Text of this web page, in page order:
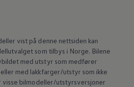
vist på denne nettsiden kan
som tilbys i Norge. Bilene
med utstyr som medfører
med lakkfarger/utstyr som ikke
visse bilmodeller/utstyrsversjoner